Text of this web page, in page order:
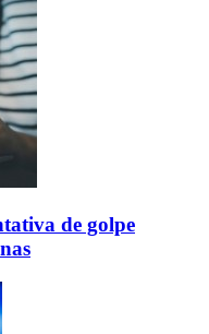
de golpe